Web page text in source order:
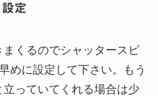
定
くるのでシャッタースピ
めに設定して下さい。もう
っていてくれる場合は少